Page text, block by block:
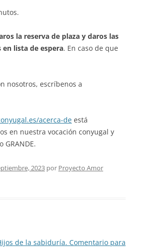
la reserva de plaza y daros las
lista de espera. En caso de que
nosotros, escríbenos a
acerca-de está
en nuestra vocación conyugal y
2023 por Proyecto Amor
de la sabiduría. Comentario para